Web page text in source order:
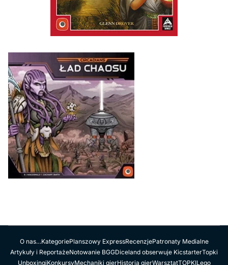
O nas…KategoriePlanszowy ExpressRecenzjePatronaty Medialne
Artykuły i ReportażeNotowanie BGGDiceland obserwuje KicstarterTopki
UnboxingiKonkursyMechaniki gierHistoria gierWarsztatTOPKILego